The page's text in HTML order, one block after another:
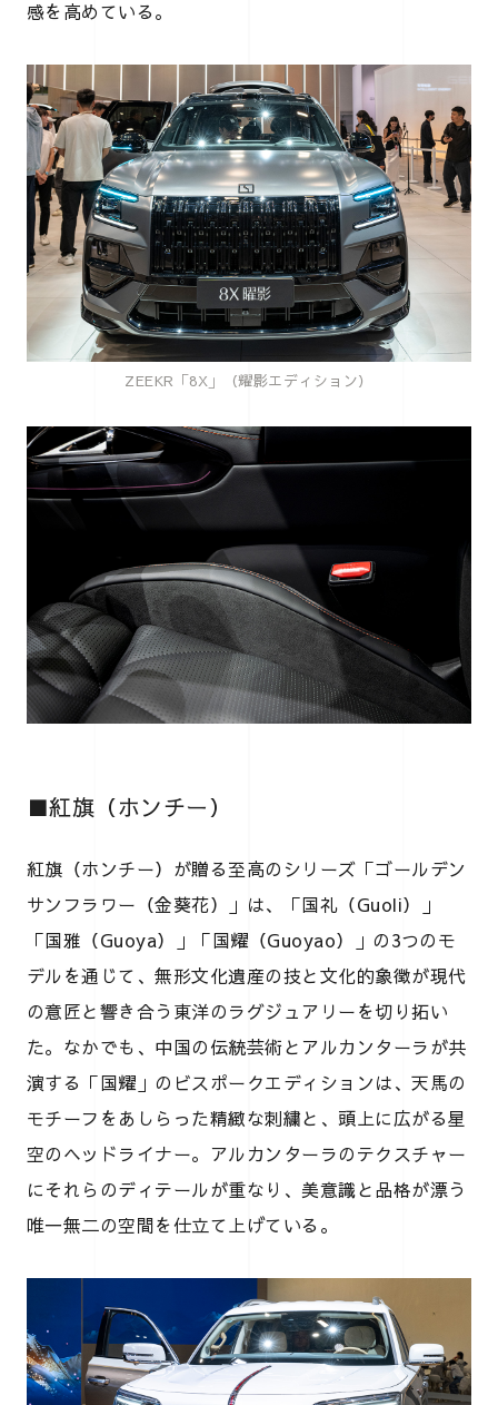
感を高めている。
ZEEKR「8X」（耀影エディション）
■紅旗（ホンチー）
紅旗（ホンチー）が贈る至高のシリーズ「ゴールデン
サンフラワー（金葵花）」は、「国礼（Guoli）」
「国雅（Guoya）」「国耀（Guoyao）」の3つのモ
デルを通じて、無形文化遺産の技と文化的象徴が現代
の意匠と響き合う東洋のラグジュアリーを切り拓い
た。なかでも、中国の伝統芸術とアルカンターラが共
演する「国耀」のビスポークエディションは、天馬の
モチーフをあしらった精緻な刺繍と、頭上に広がる星
空のヘッドライナー。アルカンターラのテクスチャー
にそれらのディテールが重なり、美意識と品格が漂う
唯一無二の空間を仕立て上げている。